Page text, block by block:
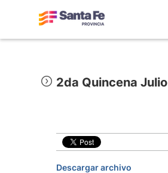
2da Quincena Julio
Descargar archivo